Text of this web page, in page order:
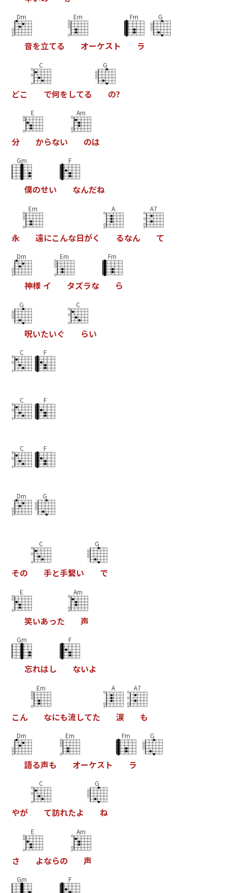
Dm
音を立てる
Em
オーケス ト
Fm
ラ
G
どこ
C
で何をしてる
G
の?
分
E
からない
Am
のは
Gm
僕のせい
F
なんだね
永
Em
遠にこんな日がく
A
るなん
A7
て
Dm
神様 イ
Em
タズラな
Fm
ら
G
呪いたいぐ
C
らい
C F
C F
C F
Dm G
その
C
手と手繋い
G
で
E
笑いあった
Am
声
Gm
忘れはし
F
ないよ
こん
Em
なにも流してた
A
涙
A7
も
Dm
語る声も
Em
オーケス ト
Fm
ラ
G
やが
C
て訪れたよ
G
ね
さ
E
よならの
Am
声
Gm F